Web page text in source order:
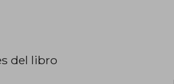
en las páginas de un buen libro.
del libro